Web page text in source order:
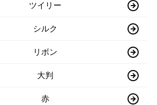
ツイリー
シルク
リボン
大判
赤